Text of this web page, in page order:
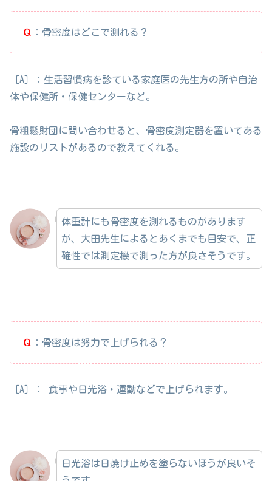
Ｑ ：骨密度はどこで測れる？
［A］：生活習慣病を診ている家庭医の先生方の所や自治
体や保健所・保健センターなど。
骨粗鬆財団に問い合わせると、骨密度測定器を置いてある
施設のリストがあるので教えてくれる。
体重計にも骨密度を測れるものがあります
が、大田先生によるとあくまでも目安で、正
確性では測定機で測った方が良さそうです。
Ｑ ：骨密度は努力で上げられる？
［A］： 食事や日光浴・運動などで上げられます。
日光浴は日焼け止めを塗らないほうが良いそ